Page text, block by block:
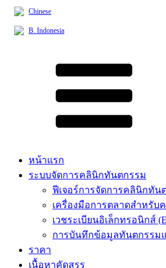
Chinese
B. Indonesia
หน้าแรก
ระบบจัดการคลินิกทันตกรรม
ฟีเจอร์การจัดการคลินิกทัน
เครื่องมือการตลาดสำหรับ
เวชระเบียนอิเล็กทรอนิกส์
การบันทึกข้อมูลทันตกรรม
ราคา
เนื้อหาคัดสรร​